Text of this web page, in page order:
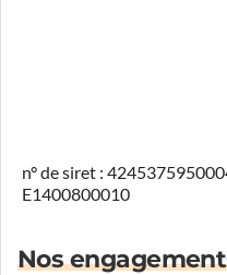
n° de siret :
E1400800010
Nos